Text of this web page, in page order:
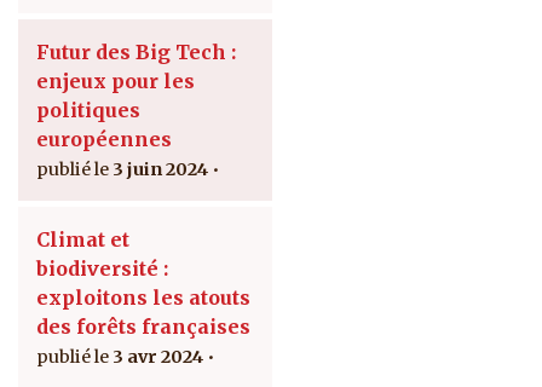
Futur des Big Tech :
enjeux pour les
politiques
européennes
3 juin 2024
Climat et
biodiversité :
exploitons les atouts
des forêts françaises
3 avr 2024